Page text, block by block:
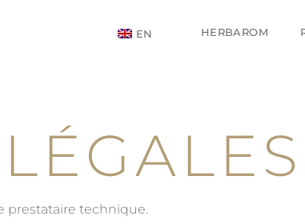
EN HERBAROM
prestataire technique.